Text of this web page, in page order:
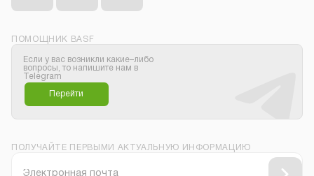
ПОМОЩНИК BASF
Если у вас возникли какие–либо
вопросы, то напишите нам в
Telegram
Перейти
ПОЛУЧАЙТЕ ПЕРВЫМИ АКТУАЛЬНУЮ ИНФОРМАЦИЮ